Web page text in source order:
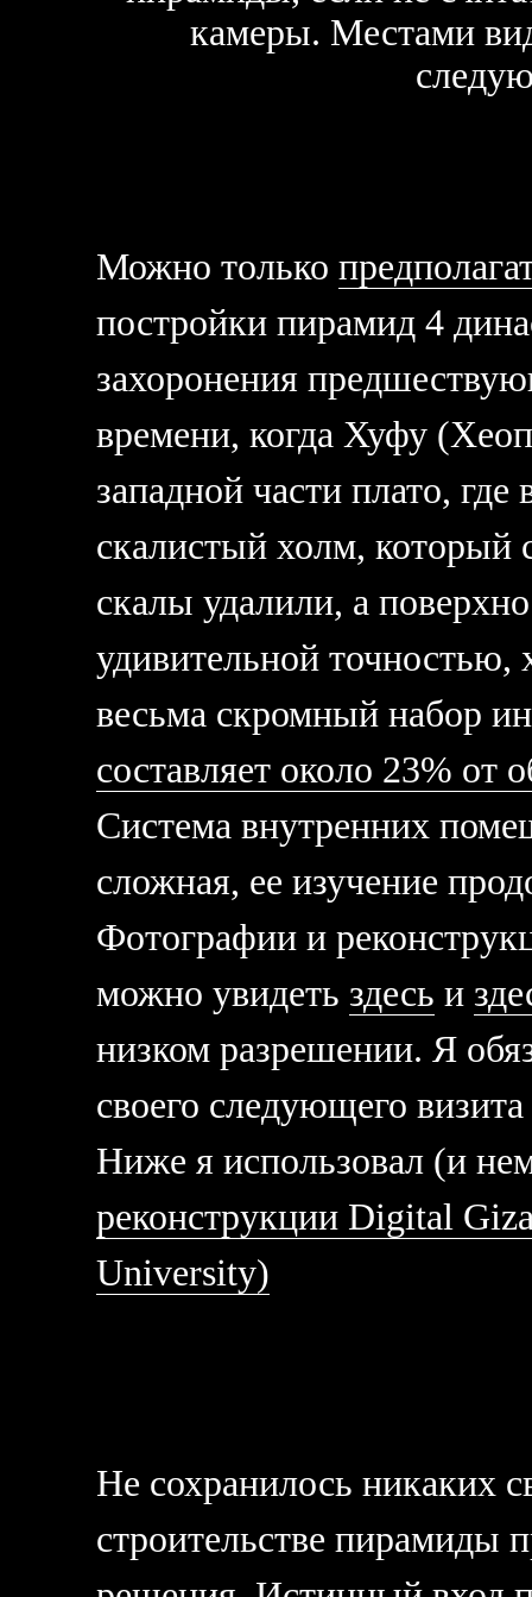
камеры. Местами
Можно только
постройки пирамид 4
захоронения
времени, когда Хуфу
западной части плато,
скалистый холм, который
скалы удалили, а
удивительной точностью,
весьма скромный набор
составляет около 23%
Система внутренних
сложная, ее изучение
Фотографии и
можно увидеть здесь и
низком разрешении. Я
своего следующего
Ниже я использовал (и
реконструкции Digital
University)
Не сохранилось никаких
строительстве пирамиды